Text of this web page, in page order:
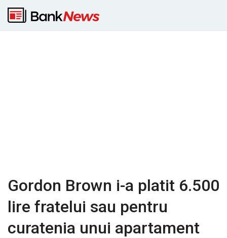
Gordon Brown i-a platit 6.500
lire fratelui sau pentru
curatenia unui apartament